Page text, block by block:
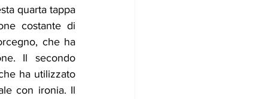
quarta tappa
costante di
che ha
Il secondo
ha utilizzato
con ironia. Il